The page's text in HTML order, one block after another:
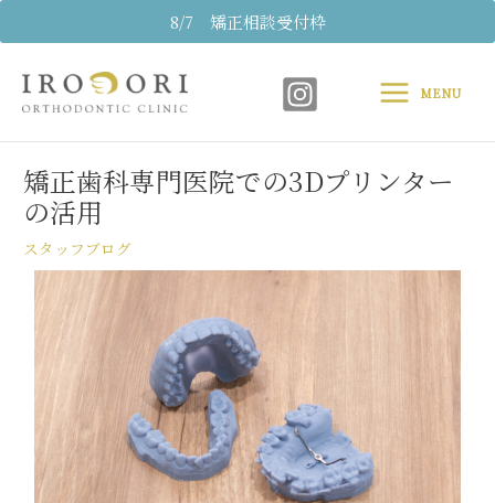
8/7 矯正相談受付枠
容
MenuMENU
矯正歯科専門医院での3Dプリンター
の活用
スタッフブログ